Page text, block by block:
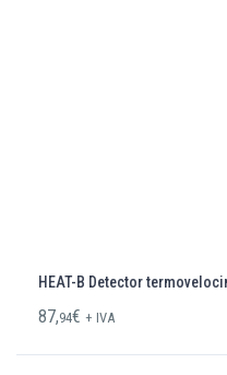
HEAT-B Detector
87,94€ + IVA